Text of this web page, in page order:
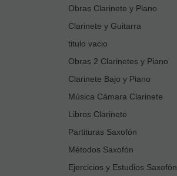
Obras Clarinete y Piano
Clarinete y Guitarra
titulo vacio
Obras 2 Clarinetes y Piano
Clarinete Bajo y Piano
Música Cámara Clarinete
Libros Clarinete
Partituras Saxofón
Métodos Saxofón
Ejercicios y Estudios Saxofón